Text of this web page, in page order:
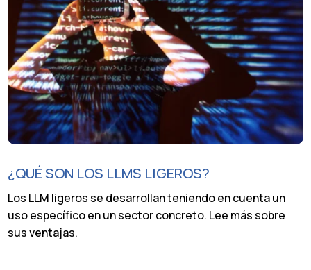
¿QUÉ SON LOS LLMS LIGEROS?
Los LLM ligeros se desarrollan teniendo en cuenta un
uso específico en un sector concreto. Lee más sobre
sus ventajas.